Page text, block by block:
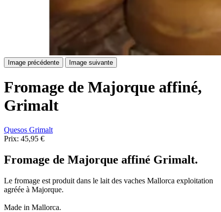
Image précédente Image suivante
Fromage de Majorque affiné,
Grimalt
Quesos Grimalt
Prix: 45,95 €
Fromage de Majorque affiné Grimalt.
Le fromage est produit dans le lait des vaches Mallorca exploitation
agréée à Majorque.
Made in Mallorca.